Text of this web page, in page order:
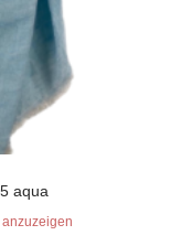
aqua